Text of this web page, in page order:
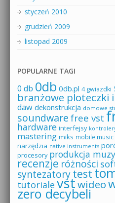
styczeń 2010
grudzień 2009
listopad 2009
POPULARNE TAGI
0 db 0db 0db.pl 4 gwiazdki
branżowe ploteczki
daw dekonstrukcja domowe
soundware free vst
hardware interfejsy
mastering miks mobile music
narzędzia native instruments
procesory produkcja
recenzje różności
syntezatorytest
tutoriale vstwideo
zero decybeli